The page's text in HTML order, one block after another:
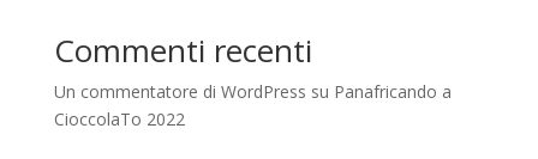
Commenti recenti
Un commentatore di WordPress su Panafricando a
CioccolaTo 2022